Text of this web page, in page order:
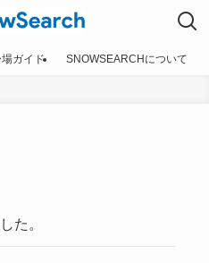
ガイド SNOWSEARCHについて
た。